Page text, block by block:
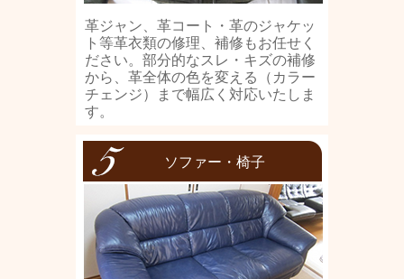
革ジャン、革コート・革のジャケッ
ト等革衣類の修理、補修もお任せく
ださい。部分的なスレ・キズの補修
から、革全体の色を変える（カラー
チェンジ）まで幅広く対応いたしま
す。
ソファー・椅子